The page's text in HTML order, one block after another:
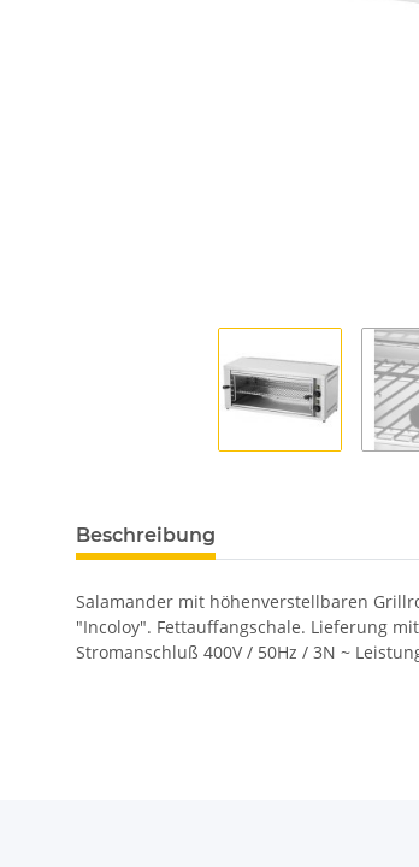
Beschreibung
Salamander mit höhenverstellbaren
"Incoloy". Fettauffangschale. Lieferung
Stromanschluß 400V / 50Hz / 3N ~